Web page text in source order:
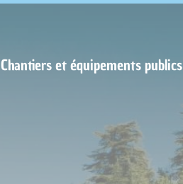
Chantiers et équipements publics